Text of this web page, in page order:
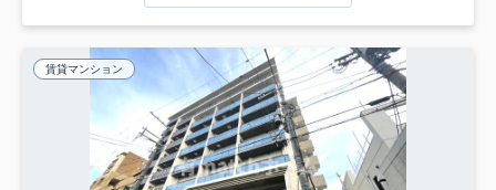
賃貸マンション